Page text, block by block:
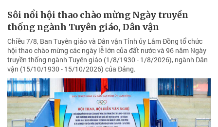
Sôi nổi hội thao chào mừng Ngày truyền
thống ngành Tuyên giáo, Dân vận
Chiều 7/8, Ban Tuyên giáo và Dân vận Tỉnh ủy Lâm Đồng tổ chức
hội thao chào mừng các ngày lễ lớn của đất nước và 96 năm Ngày
truyền thống ngành Tuyên giáo (1/8/1930 - 1/8/2026), ngành Dân
vận (15/10/1930 - 15/10/2026) của Đảng.